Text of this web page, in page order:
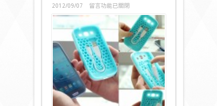
2012/09/07
在
〈喂
夜
光
保
護
套，
隨
套
仲
送
留言功能已關閉